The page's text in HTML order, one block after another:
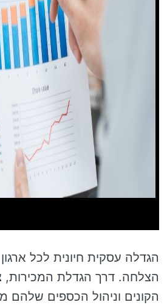
הגדלה עסקית חיונית לכל
הצלחה. דרך הגדלת המכירות,
הקונים וניהול הכספים שלהם